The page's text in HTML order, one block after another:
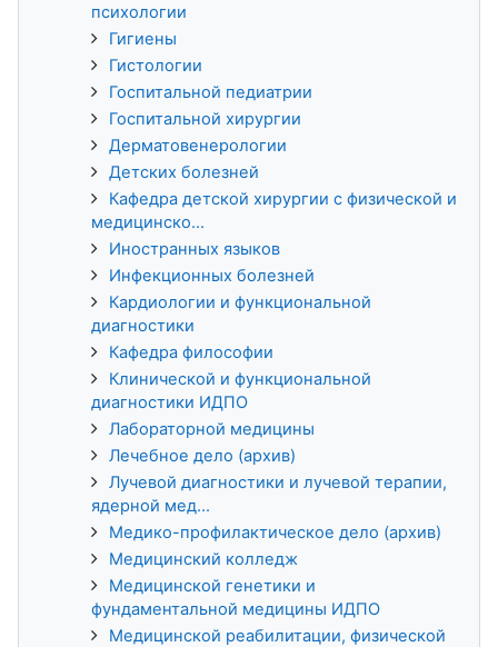
психологии
Гигиены
Гистологии
Госпитальной педиатрии
Госпитальной хирургии
Дерматовенерологии
Детских болезней
Кафедра детской хирургии с физической и
медицинско...
Иностранных языков
Инфекционных болезней
Кардиологии и функциональной
диагностики
Кафедра философии
Клинической и функциональной
диагностики ИДПО
Лабораторной медицины
Лечебное дело (архив)
Лучевой диагностики и лучевой терапии,
ядерной мед...
Медико-профилактическое дело (архив)
Медицинский колледж
Медицинской генетики и
фундаментальной медицины ИДПО
Медицинской реабилитации, физической